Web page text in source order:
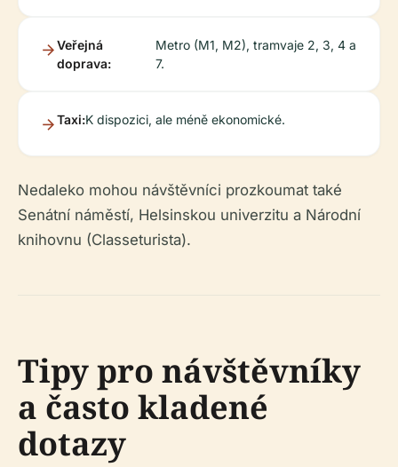
Veřejná
doprava:
Metro (M1, M2), tramvaje 2, 3, 4 a
7.
Taxi:K dispozici, ale méně ekonomické.
Nedaleko mohou návštěvníci prozkoumat také
Senátní náměstí, Helsinskou univerzitu a Národní
knihovnu (Classeturista).
Tipy pro návštěvníky
a často kladené
dotazy